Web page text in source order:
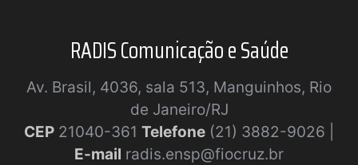
RADIS Comunicação e Saúde
Av. Brasil, 4036, sala 513, Manguinhos, Rio
de Janeiro/RJ
CEP 21040-361 Telefone (21) 3882-9026 |
E-mail radis.ensp@fiocruz.br